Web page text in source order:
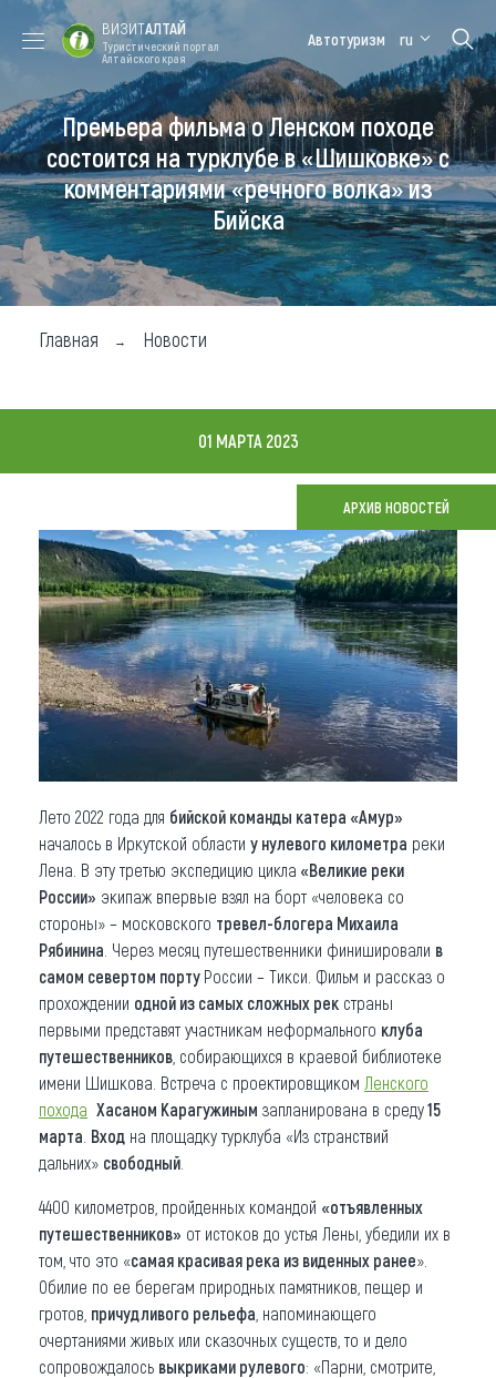
Форум VISIT
ALTAI
Цветение
маральника
Медицинский
форум
Алтайская
зимовка
Туры
Где побывать
Чем заняться
Где остановиться
Что привезти (сувениры)
О регионе
Коллекция впечатлений
Другие рубрики
ВИЗИТАЛТАЙ
Туристический портал
Алтайского края
Автотуризм ru
Премьера фильма о Ленском походе
состоится на турклубе в «Шишковке» с
комментариями «речного волка» из
Бийска
Главная Новости
01 МАРТА 2023
АРХИВ НОВОСТЕЙ
Лето 2022 года для бийской команды катера «Амур»
началось в Иркутской области у нулевого километра реки
Лена. В эту третью экспедицию цикла «Великие реки
России» экипаж впервые взял на борт «человека со
стороны» – московского тревел-блогера Михаила
Рябинина . Через месяц путешественники финишировали в
самом севертом порту России – Тикси. Фильм и рассказ о
прохождении одной из самых сложных рек страны
первыми представят участникам неформального клуба
путешественников , собирающихся в краевой библиотеке
имени Шишкова. Встреча с проектировщиком Ленского
похода Хасаном Карагужиным запланирована в среду15
марта Вход на площадку турклуба «Из странствий
дальних» свободный
4400 километров, пройденных командой «отъявленных
путешественников» от истоков до устья Лены, убедили их в
том, что это «самая красивая река из виденных ранее».
Обилие по ее берегам природных памятников, пещер и
гротов, причудливого рельефа , напоминающего
очертаниями живых или сказочных существ, то и дело
сопровождалось выкриками рулевого: «Парни, смотрите,